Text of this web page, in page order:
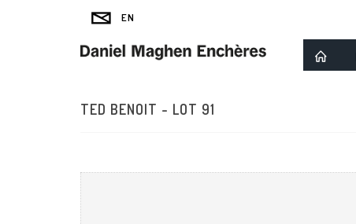
TED BENOIT - LOT 91